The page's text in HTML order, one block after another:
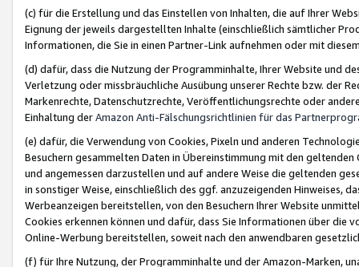
(c) für die Erstellung und das Einstellen von Inhalten, die auf Ihrer
Eignung der jeweils dargestellten Inhalte (einschließlich sämtlicher
Informationen, die Sie in einen Partner-Link aufnehmen oder mit
(d) dafür, dass die Nutzung der Programminhalte, Ihrer Website und
Verletzung oder missbräuchliche Ausübung unserer Rechte bzw. der
Markenrechte, Datenschutzrechte, Veröffentlichungsrechte oder
Einhaltung derAmazon Anti-Fälschungsrichtlinien für das
(e) dafür, die Verwendung von Cookies, Pixeln und anderen
Besuchern gesammelten Daten in Übereinstimmung mit den
und angemessen darzustellen und auf andere Weise die geltenden
in sonstiger Weise, einschließlich des ggf. anzuzeigenden Hinweises,
Werbeanzeigen bereitstellen, von den Besuchern Ihrer Website
Cookies erkennen können und dafür, dass Sie Informationen über die
Online-Werbung bereitstellen, soweit nach den anwendbaren
(f) für Ihre Nutzung, der Programminhalte und der Amazon-Marken,